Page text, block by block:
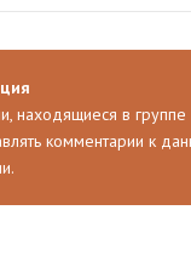
находящиеся в группе
комментарии к